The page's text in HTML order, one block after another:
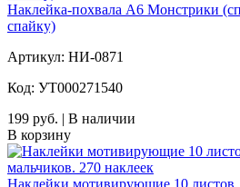
Наклейка-похвала А6 Монстрики
спайку)
Артикул: НИ-0871
Код: УТ000271540
199 руб. | В наличии
В корзину
Наклейки мотивирующие 10